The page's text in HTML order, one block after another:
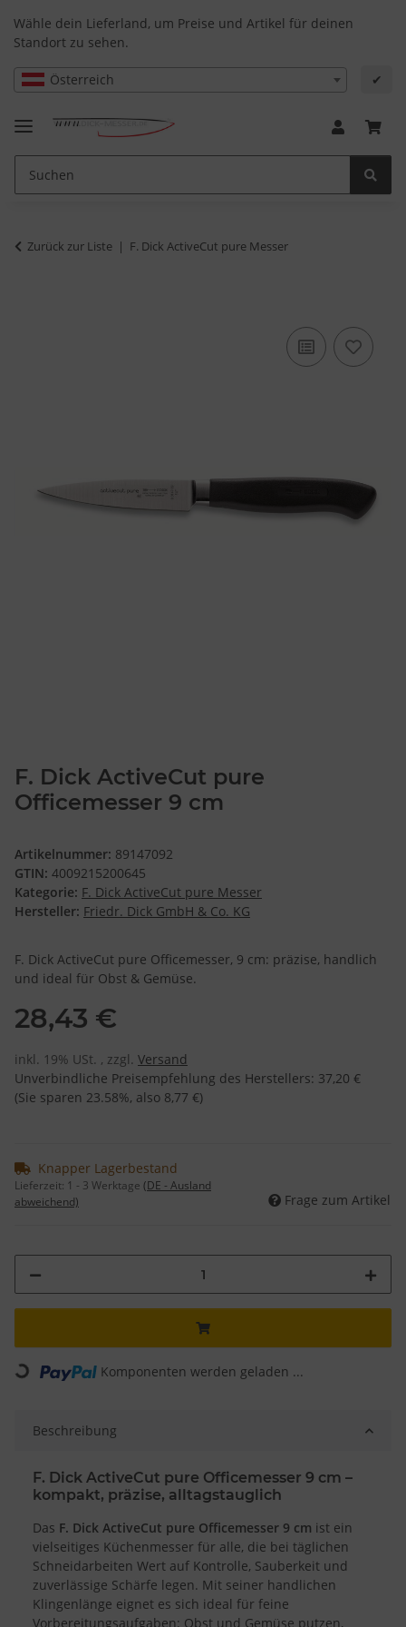
Wähle dein Lieferland, um Preise und Artikel für deinen
Standort zu sehen.
Österreich ✔
Zurück zur Liste F. Dick ActiveCut pure Messer
F. Dick ActiveCut pure
Officemesser 9 cm
Artikelnummer: 89147092
GTIN: 4009215200645
Kategorie: F. Dick ActiveCut pure Messer
Hersteller: Friedr. Dick GmbH & Co. KG
F. Dick ActiveCut pure Officemesser, 9 cm: präzise, handlich
und ideal für Obst & Gemüse.
28,43 €
inkl. 19% USt. , zzgl. Versand
Unverbindliche Preisempfehlung des Herstellers: 37,20 €
(Sie sparen 23.58%, also 8,77 €)
Knapper Lagerbestand
Lieferzeit: 1 - 3 Werktage (DE - Ausland
abweichend)
Frage zum Artikel
Loading... Komponenten werden geladen ...
Beschreibung
F. Dick ActiveCut pure Officemesser 9 cm –
kompakt, präzise, alltagstauglich
Das F. Dick ActiveCut pure Officemesser 9 cm ist ein
vielseitiges Küchenmesser für alle, die bei täglichen
Schneidarbeiten Wert auf Kontrolle, Sauberkeit und
zuverlässige Schärfe legen. Mit seiner handlichen
Klingenlänge eignet es sich ideal für feine
Vorbereitungsaufgaben: Obst und Gemüse putzen,